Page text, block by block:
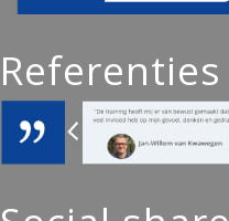
Referenties